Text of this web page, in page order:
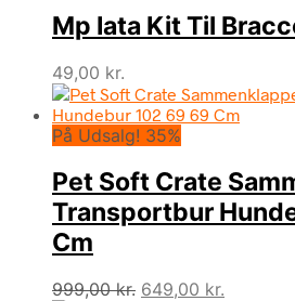
Mp Iata Kit Til
49,00 kr.
På Udsalg! 35%
Pet Soft Crate
Transportbur
Cm
999,00kr. Den
649,00 kr.